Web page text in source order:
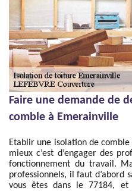
Faire une demande de
comble à Emerainville
Etablir une isolation de
mieux c’est d’engager des
fonctionnement du travail.
professionnels, il faut d’abord
vous êtes dans le 77184,